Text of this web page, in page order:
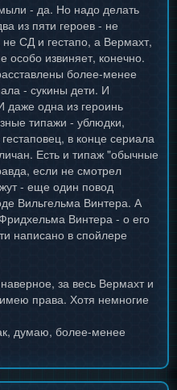
- да. Но надо делать
из пяти героев - не
СД и гестапо, а Вермахт,
особо извиняет, конечно.
более-менее
- сукины дети. И
одна из героинь
типажи - ублюдки,
в конце сериала
Есть и типаж "обычные
если не смотрел
- еще один повод
Вильгельма Винтера. А
Винтера - о его
написано в спойлере
за весь Вермахт и
права. Хотя немногие
думаю, более-менее